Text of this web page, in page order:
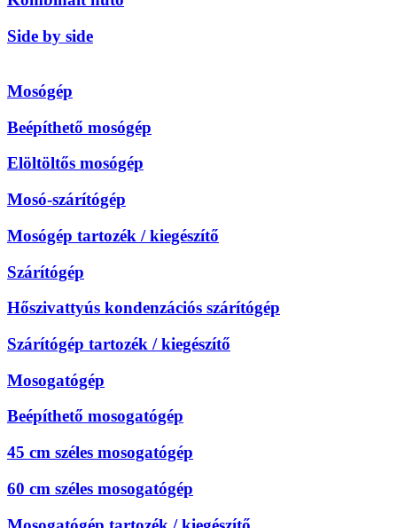
Side by side
Mosógép
Beépíthető mosógép
Elöltöltős mosógép
Mosó-szárítógép
Mosógép tartozék / kiegészítő
Szárítógép
Hőszivattyús kondenzációs szárítógép
Szárítógép tartozék / kiegészítő
Mosogatógép
Beépíthető mosogatógép
45 cm széles mosogatógép
60 cm széles mosogatógép